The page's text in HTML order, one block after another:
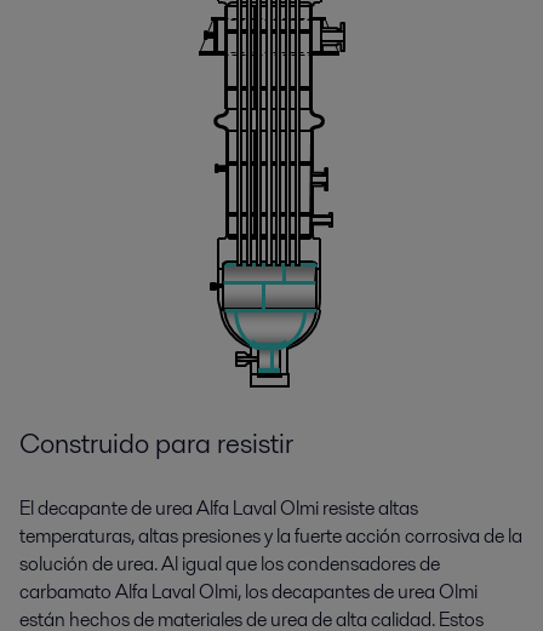
Construido para resistir
El decapante de urea Alfa Laval Olmi resiste altas
temperaturas, altas presiones y la fuerte acción corrosiva de la
solución de urea. Al igual que los condensadores de
carbamato Alfa Laval Olmi, los decapantes de urea Olmi
están hechos de materiales de urea de alta calidad. Estos